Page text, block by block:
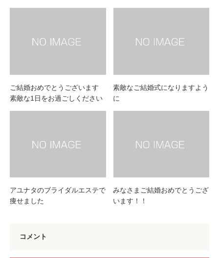
ご結婚おめでとうございます
素敵な1日をお過ごしください
素敵なご結婚式になりますよう
に
アユナタのブライダルエステで
痩せました
みなさまご結婚おめでとうござ
います！！
コメント